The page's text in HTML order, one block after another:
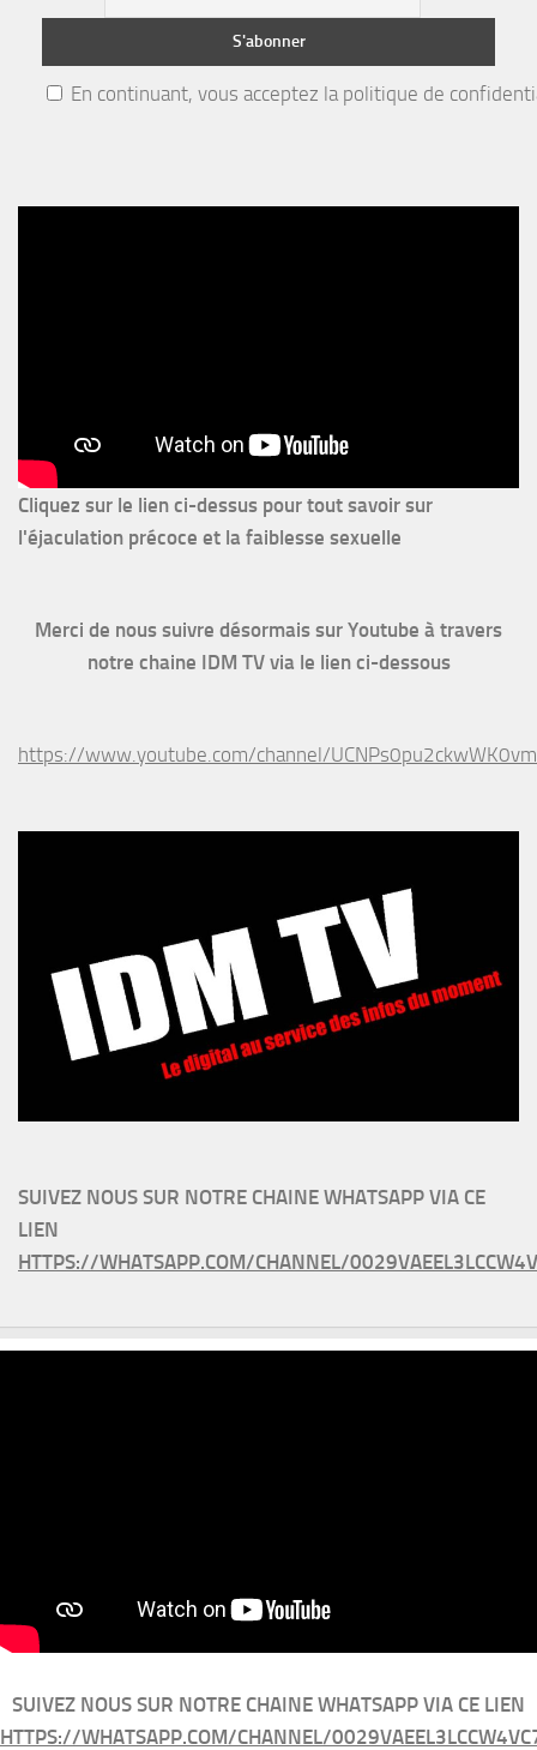
En continuant, vous acceptez la politique de
Cliquez sur le lien ci-dessus pour tout savoir sur
l'éjaculation précoce et la faiblesse sexuelle
Merci de nous suivre désormais sur Youtube à travers
notre chaine IDM TV via le lien ci-dessous
https://www.youtube.com/channel/
SUIVEZ NOUS SUR NOTRE CHAINE WHATSAPP VIA CE
LIEN
HTTPS://WHATSAPP.COM/CHANNEL/
SUIVEZ NOUS SUR NOTRE CHAINE WHATSAPP VIA CE LIEN
HTTPS://WHATSAPP.COM/CHANNEL/